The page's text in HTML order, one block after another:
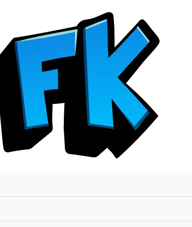
POTTER
y
el
PRISIONERO
DE
AZKABAN
(TAPA
DURA
INCLUYE
MARCALIBRO
EXCLUSIVO
HARRY
POTTER)